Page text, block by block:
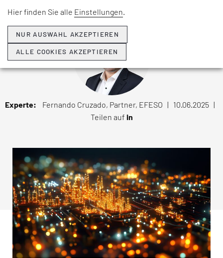
Experte: Fernando Cruzado, Partner, EFESO | 10.06.2025 |
Teilen auf in
Hier finden Sie alle Einstellungen.
NUR AUSWAHL AKZEPTIEREN
ALLE COOKIES AKZEPTIEREN